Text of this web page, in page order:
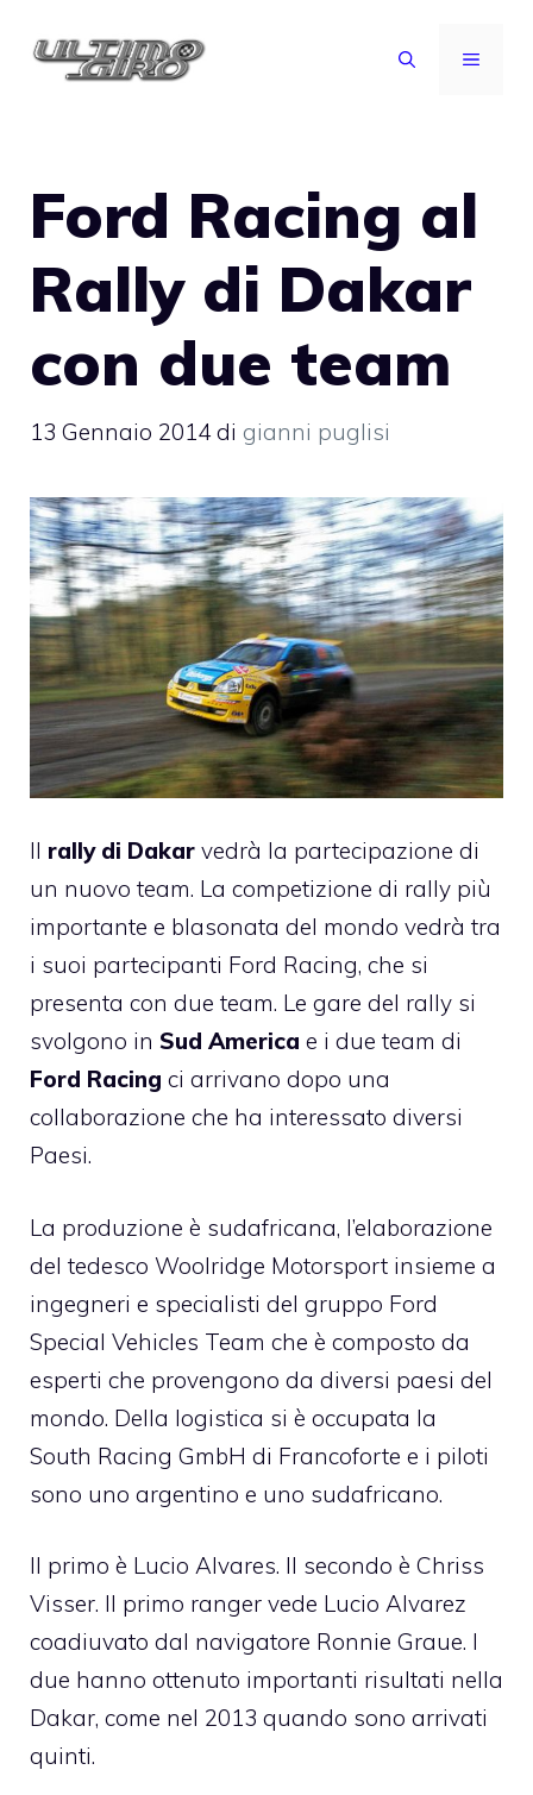
MENU
Ford Racing al
Rally di Dakar
con due team
13 Gennaio 2014 di gianni puglisi
Il rally di Dakar vedrà la partecipazione di
un nuovo team. La competizione di rally più
importante e blasonata del mondo vedrà tra
i suoi partecipanti Ford Racing, che si
presenta con due team. Le gare del rally si
svolgono in Sud America e i due team di
Ford Racing ci arrivano dopo una
collaborazione che ha interessato diversi
Paesi.
La produzione è sudafricana, l’elaborazione
del tedesco Woolridge Motorsport insieme a
ingegneri e specialisti del gruppo Ford
Special Vehicles Team che è composto da
esperti che provengono da diversi paesi del
mondo. Della logistica si è occupata la
South Racing GmbH di Francoforte e i piloti
sono uno argentino e uno sudafricano.
Il primo è Lucio Alvares. Il secondo è Chriss
Visser. Il primo ranger vede Lucio Alvarez
coadiuvato dal navigatore Ronnie Graue. I
due hanno ottenuto importanti risultati nella
Dakar, come nel 2013 quando sono arrivati
quinti.